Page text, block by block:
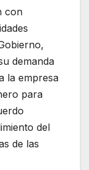
con
demanda
la empresa
para
del
de las